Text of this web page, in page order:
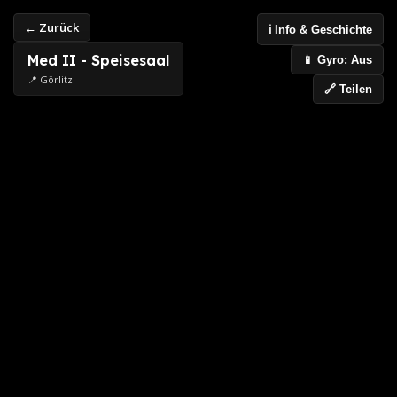
← Zurück
Med II - Speisesaal
📍 Görlitz
ℹ️ Info & Geschichte
📱 Gyro: Aus
🔗 Teilen